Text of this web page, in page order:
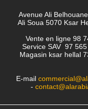
Avenue Ali
Ali Soua 5070 Ksar
Vente en ligne 98
Service SAV 97
Magasin ksar hellal
E-mail
-